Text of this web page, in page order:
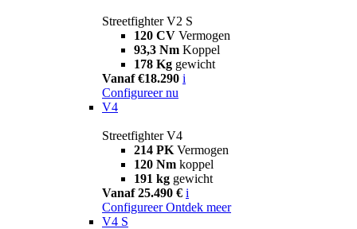
Streetfighter V2 S
120 CV Vermogen
93,3 Nm Koppel
178 Kg gewicht
Vanaf €18.290 i
Configureer nu
V4
Streetfighter V4
214 PK Vermogen
120 Nm koppel
191 kg gewicht
Vanaf 25.490 € i
Configureer Ontdek meer
V4 S